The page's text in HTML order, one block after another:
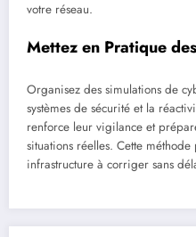
votre réseau.
Mettez en Pratique
Organisez des simulations de
systèmes de sécurité et la
renforce leur vigilance et
situations réelles. Cette
infrastructure à corriger sans